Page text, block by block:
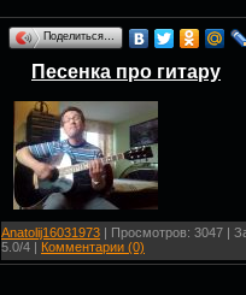
Поделиться…
Песенка про гитару
Anatolij16031973 | Просмотров: 3047 |
5.0/4 | Комментарии (0)